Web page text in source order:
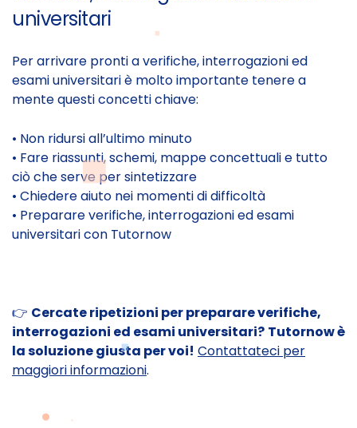
universitari
Per arrivare pronti a verifiche, interrogazioni ed
esami universitari è molto importante tenere a
mente questi concetti chiave:
• Non ridursi all’ultimo minuto
• Fare riassunti, schemi, mappe concettuali e tutto
ciò che serve per sintetizzare
• Chiedere aiuto nei momenti di difficoltà
• Preparare verifiche, interrogazioni ed esami
universitari con Tutornow
👉 Cercate ripetizioni per preparare verifiche,
interrogazioni ed esami universitari? Tutornow è
la soluzione giusta per voi! Contattateci per
maggiori informazioni.